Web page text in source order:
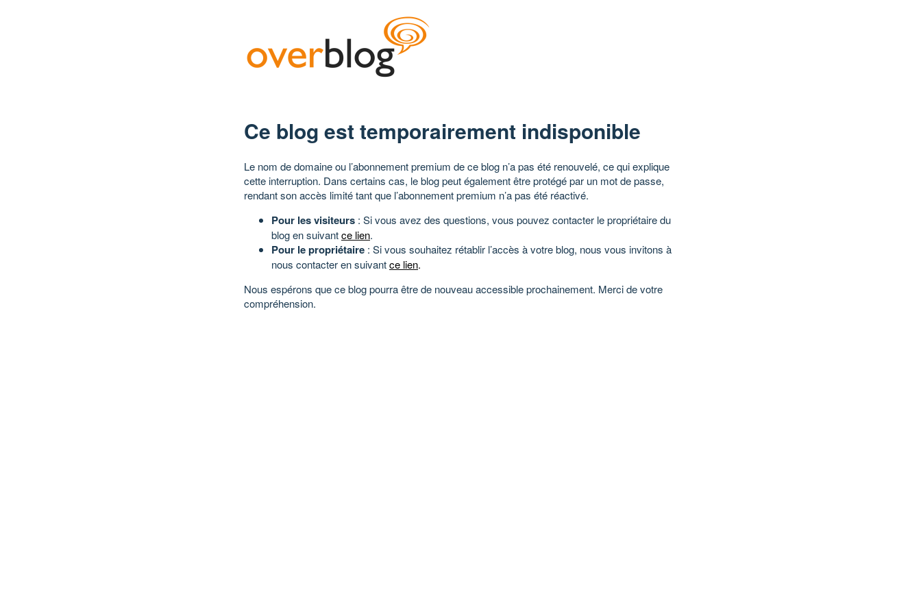
Ce blog est temporairement indisponible
Le nom de domaine ou l’abonnement premium de ce blog n’a pas été renouvelé, ce qui explique
cette interruption. Dans certains cas, le blog peut également être protégé par un mot de passe,
rendant son accès limité tant que l’abonnement premium n’a pas été réactivé.
Pour les visiteurs : Si vous avez des questions, vous pouvez contacter le propriétaire du
blog en suivantce lien.
Pour le propriétaire : Si vous souhaitez rétablir l’accès à votre blog, nous vous invitons à
nous contacter en suivantce lien.
Nous espérons que ce blog pourra être de nouveau accessible prochainement. Merci de votre
compréhension.